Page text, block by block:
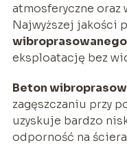
atmosferyczne oraz
Najwyższej jakości
wibroprasowanego
eksploatację bez
Beton
zagęszczaniu przy
uzyskuje bardzo
odporność na